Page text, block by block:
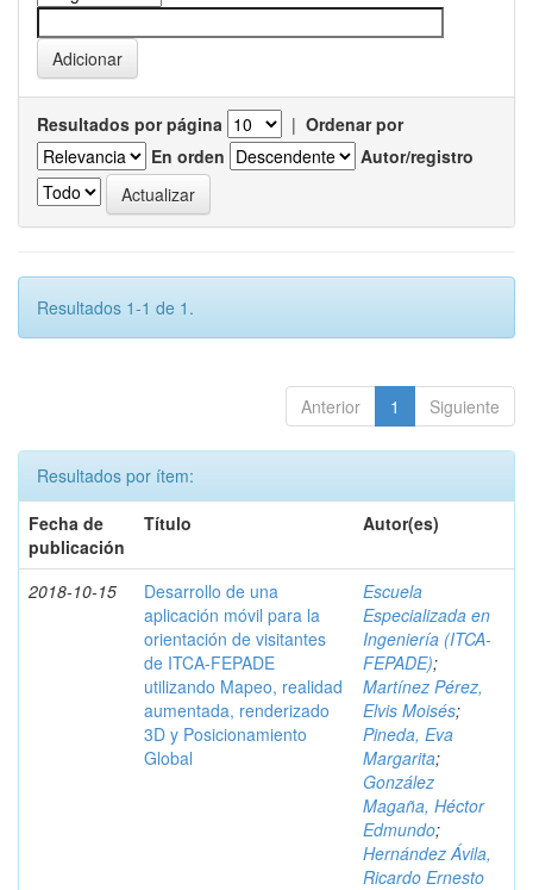
Resultados por página | Ordenar por
En orden
Autor/registro
Resultados 1-1 de 1.
Anterior 1 Siguiente
Resultados por ítem:
Fecha de
publicación
Título Autor(es)
2018-10-15
Desarrollo de una
aplicación móvil para la
orientación de visitantes
de ITCA-FEPADE
utilizando Mapeo, realidad
aumentada, renderizado
3D y Posicionamiento
Global
Escuela
Especializada en
Ingeniería (ITCA-
FEPADE);
Martínez Pérez,
Elvis Moisés;
Pineda, Eva
Margarita;
González
Magaña, Héctor
Edmundo;
Hernández Ávila,
Ricardo Ernesto